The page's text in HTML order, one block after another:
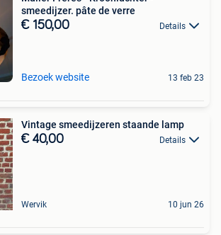
smeedijzer. pâte de verre
€ 150,00 Details
Bezoek website 13 feb 23
Vintage smeedijzeren staande lamp
€ 40,00 Details
Wervik 10 jun 26